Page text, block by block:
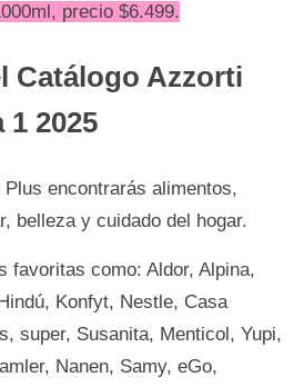
precio $6.499.
Catálogo Azzorti
1 2025
Plus encontrarás alimentos,
belleza y cuidado del hogar.
favoritas como: Aldor, Alpina,
Konfyt, Nestle, Casa
super, Susanita, Menticol, Yupi,
Nanen, Samy, eGo,